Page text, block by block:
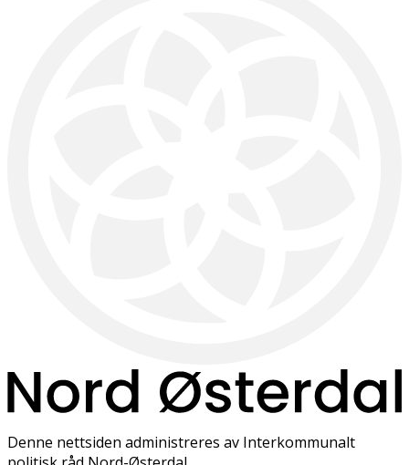
Denne nettsiden administreres av Interkommunalt